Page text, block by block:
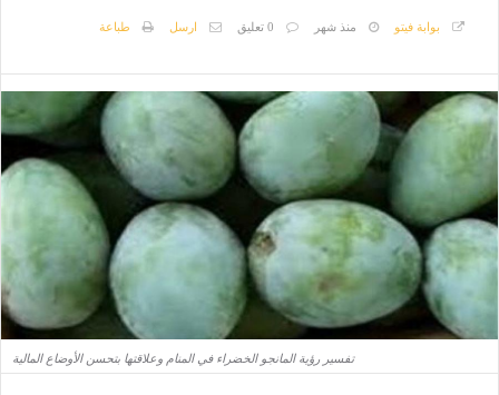
بوابة فيتو منذ شهر 0 تعليق ارسل طباعة
تفسير رؤية المانجو الخضراء في المنام وعلاقتها بتحسن الأوضاع المالية